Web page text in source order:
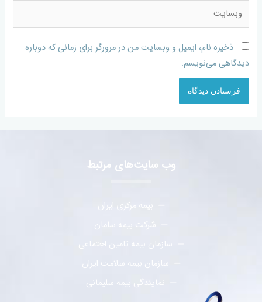
ذخیره نام، ایمیل و وبسایت من در مرورگر برای زمانی که دوباره
دیدگاهی می‌نویسم.
وب سایت‌های مرتبط
بیمه مرکزی ایران
شرکت بیمه سامان
سازمان بیمه تامین اجتماعی
سازمان بیمه سلامت ایران
نمایندگی بیمه سلیمانی